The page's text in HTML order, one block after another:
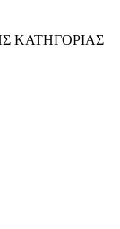
ΚΑΤΗΓΟΡΙΑΣ